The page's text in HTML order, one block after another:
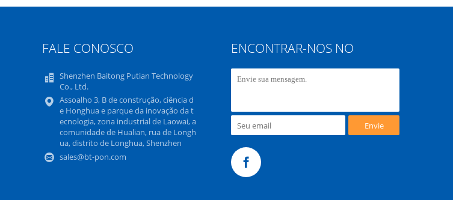
FALE CONOSCO
Shenzhen Baitong Putian Technology
Co., Ltd.
Assoalho 3, B de construção, ciência d
e Honghua e parque da inovação da t
ecnologia, zona industrial de Laowai, a
comunidade de Hualian, rua de Longh
ua, distrito de Longhua, Shenzhen
sales@bt-pon.com
ENCONTRAR-NOS NO
Envie